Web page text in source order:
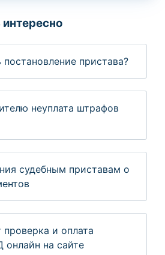
пристава?
неуплата штрафов
судебным приставам о
и оплата
на сайте